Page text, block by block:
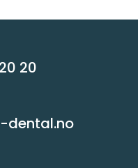
20
dental.no